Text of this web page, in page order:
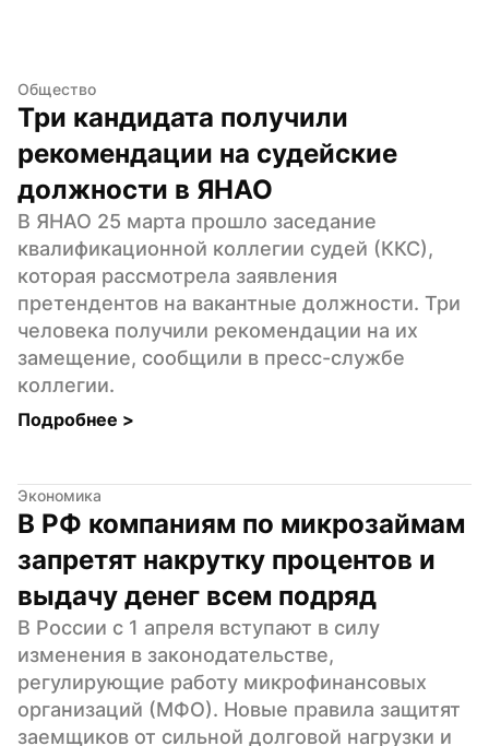
Общество
Три кандидата получили
рекомендации на судейские
должности в ЯНАО
В ЯНАО 25 марта прошло заседание
квалификационной коллегии судей (ККС),
которая рассмотрела заявления
претендентов на вакантные должности. Три
человека получили рекомендации на их
замещение, сообщили в пресс-службе
коллегии.
Подробнее >
Экономика
В РФ компаниям по микрозаймам
запретят накрутку процентов и
выдачу денег всем подряд
В России с 1 апреля вступают в силу
изменения в законодательстве,
регулирующие работу микрофинансовых
организаций (МФО). Новые правила защитят
заемщиков от сильной долговой нагрузки и